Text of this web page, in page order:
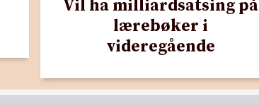
Vil ha milliardsatsing på
lærebøker i
videregående